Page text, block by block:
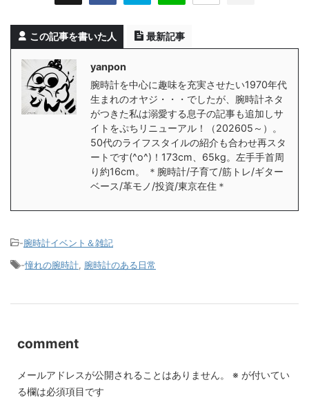
この記事を書いた人 最新記事
yanpon
腕時計を中心に趣味を充実させたい1970年代
生まれのオヤジ・・・でしたが、腕時計ネタ
がつきた私は溺愛する息子の記事も追加しサ
イトをぷちリニューアル！（202605～）。
50代のライフスタイルの紹介も合わせ再スタ
ートです(^o^)！173cm、65kg。左手手首周
り約16cm。 ＊腕時計/子育て/筋トレ/ギター
ベース/革モノ/投資/東京在住＊
-腕時計イベント＆雑記
-憧れの腕時計 腕時計のある日常
comment
メールアドレスが公開されることはありません。 ※ が付いてい
る欄は必須項目です